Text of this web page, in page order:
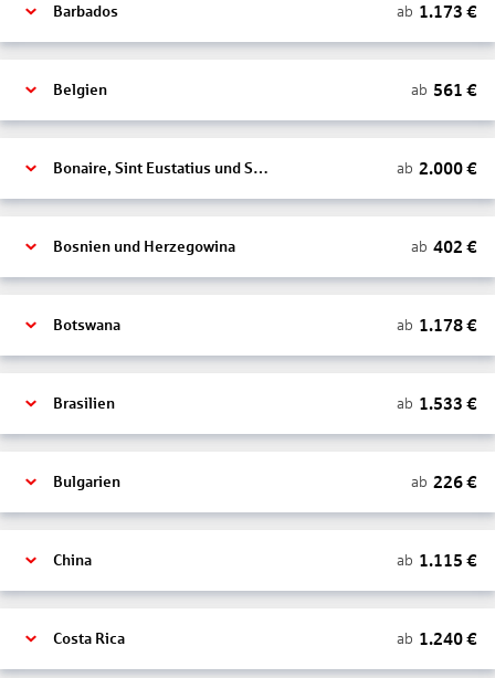
Barbados ab 1.173 €
Belgien ab 561 €
Bonaire, Sint Eustatius und Saba ab 2.000€
Bosnien und Herzegowina ab 402 €
Botswana ab 1.178€
Brasilien ab 1.533 €
Bulgarien ab 226€
China ab 1.115 €
Costa Rica ab 1.240€